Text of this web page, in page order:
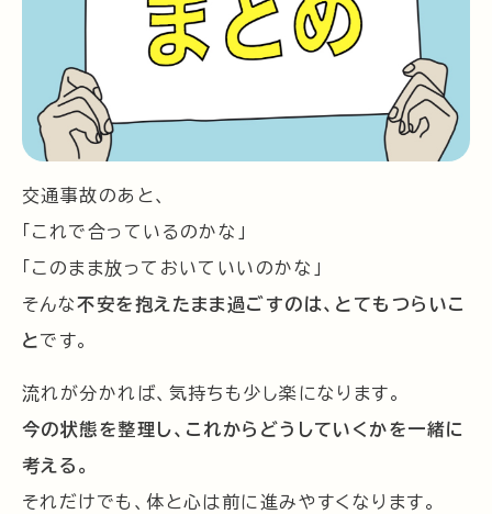
交通事故のあと、
「これで合っているのかな」
「このまま放っておいていいのかな」
そんな不安を抱えたまま過ごすのは、とてもつらいこ
とです。
流れが分かれば、気持ちも少し楽になります。
今の状態を整理し、これからどうしていくかを一緒に
考える。
それだけでも、体と心は前に進みやすくなります。